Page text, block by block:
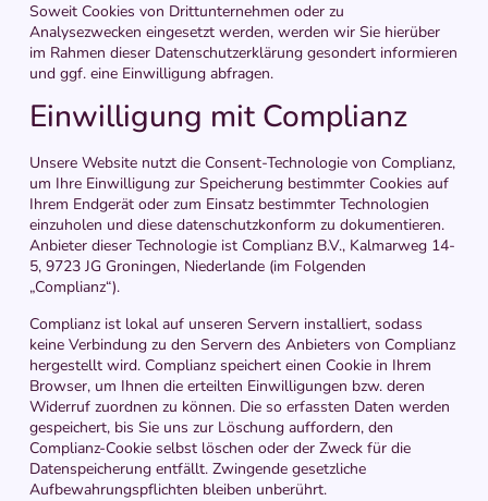
Soweit Cookies von Drittunternehmen oder zu
Analysezwecken eingesetzt werden, werden wir Sie hierüber
im Rahmen dieser Datenschutzerklärung gesondert informieren
und ggf. eine Einwilligung abfragen.
Einwilligung mit Complianz
Unsere Website nutzt die Consent-Technologie von Complianz,
um Ihre Einwilligung zur Speicherung bestimmter Cookies auf
Ihrem Endgerät oder zum Einsatz bestimmter Technologien
einzuholen und diese datenschutzkonform zu dokumentieren.
Anbieter dieser Technologie ist Complianz B.V., Kalmarweg 14-
5, 9723 JG Groningen, Niederlande (im Folgenden
„Complianz“).
Complianz ist lokal auf unseren Servern installiert, sodass
keine Verbindung zu den Servern des Anbieters von Complianz
hergestellt wird. Complianz speichert einen Cookie in Ihrem
Browser, um Ihnen die erteilten Einwilligungen bzw. deren
Widerruf zuordnen zu können. Die so erfassten Daten werden
gespeichert, bis Sie uns zur Löschung auffordern, den
Complianz-Cookie selbst löschen oder der Zweck für die
Datenspeicherung entfällt. Zwingende gesetzliche
Aufbewahrungspflichten bleiben unberührt.